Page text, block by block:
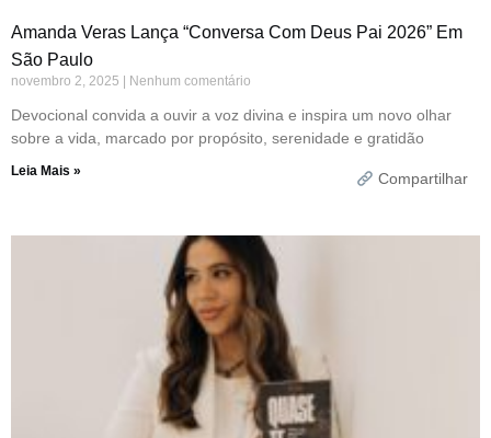
Amanda Veras Lança “Conversa Com Deus Pai 2026” Em
São Paulo
novembro 2, 2025 Nenhum comentário
Devocional convida a ouvir a voz divina e inspira um novo olhar
sobre a vida, marcado por propósito, serenidade e gratidão
Leia Mais » Compartilhar